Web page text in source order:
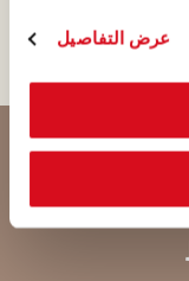
عرض التفاصيل